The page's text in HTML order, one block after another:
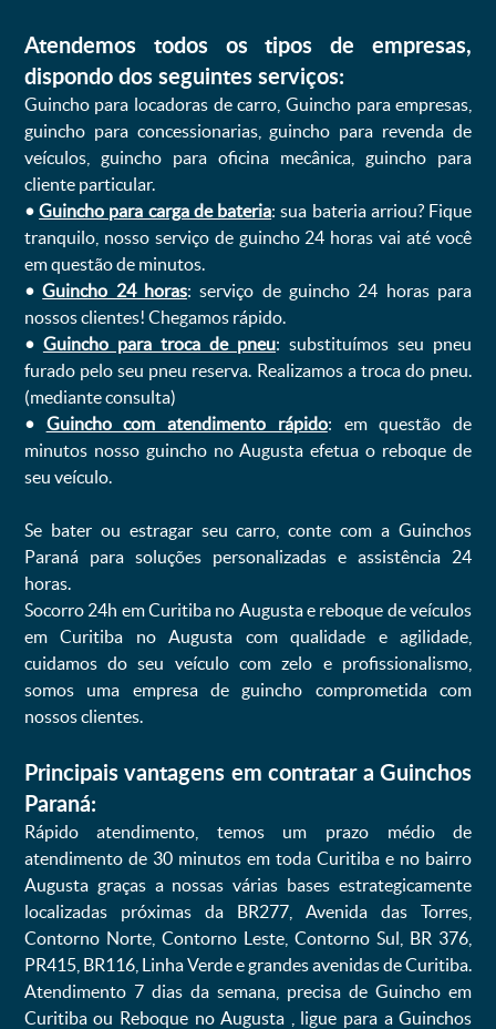
Atendemos todos os tipos de empresas,
dispondo dos seguintes serviços:
Guincho para locadoras de carro, Guincho para empresas,
guincho para concessionarias, guincho para revenda de
veículos, guincho para oficina mecânica, guincho para
cliente particular.
•Guincho para carga de bateria: sua bateria arriou? Fique
tranquilo, nosso serviço de guincho 24 horas vai até você
em questão de minutos.
•Guincho 24 horas: serviço de guincho 24 horas para
nossos clientes! Chegamos rápido.
• Guincho para troca de pneu: substituímos seu pneu
furado pelo seu pneu reserva. Realizamos a troca do pneu.
(mediante consulta)
• Guincho com atendimento rápido: em questão de
minutos nosso guincho no Augusta efetua o reboque de
seu veículo.
Se bater ou estragar seu carro, conte com a Guinchos
Paraná para soluções personalizadas e assistência 24
horas.
Socorro 24h em Curitiba no Augusta e reboque de veículos
em Curitiba no Augusta com qualidade e agilidade,
cuidamos do seu veículo com zelo e profissionalismo,
somos uma empresa de guincho comprometida com
nossos clientes.
Principais vantagens em contratar a Guinchos
Paraná:
Rápido atendimento, temos um prazo médio de
atendimento de 30 minutos em toda Curitiba e no bairro
Augusta graças a nossas várias bases estrategicamente
localizadas próximas da BR277, Avenida das Torres,
Contorno Norte, Contorno Leste, Contorno Sul, BR 376,
PR415, BR116, Linha Verde e grandes avenidas de Curitiba.
Atendimento 7 dias da semana, precisa de Guincho em
Curitiba ou Reboque no Augusta , ligue para a Guinchos